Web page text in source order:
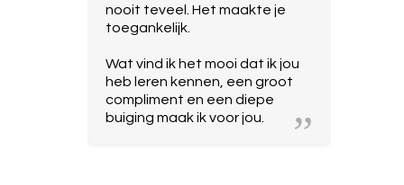
nooit teveel. Het maakte je
toegankelijk.
Wat vind ik het mooi dat ik jou
heb leren kennen, een groot
compliment en een diepe
buiging maak ik voor jou.